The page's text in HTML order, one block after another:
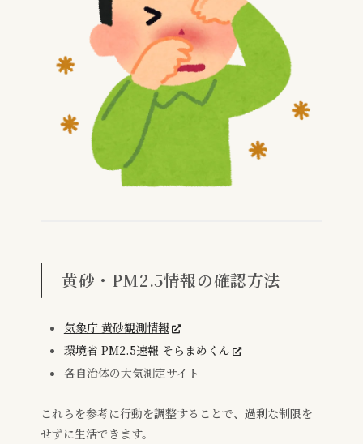
黄砂・PM2.5情報の確認方法
気象庁 黄砂観測情報
環境省 PM2.5速報 そらまめくん
各自治体の大気測定サイト
これらを参考に行動を調整することで、過剰な制限を
せずに生活できます。